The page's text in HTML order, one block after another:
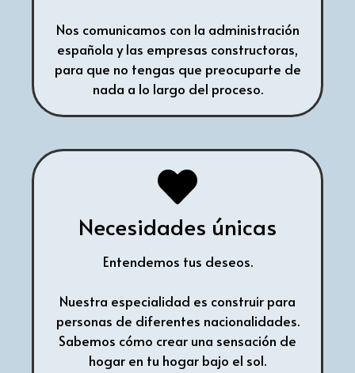
Nos comunicamos con la administración
española y las empresas constructoras,
para que no tengas que preocuparte de
nada a lo largo del proceso.
Necesidades únicas
Entendemos tus deseos.
Nuestra especialidad es construir para
personas de diferentes nacionalidades.
Sabemos cómo crear una sensación de
hogar en tu hogar bajo el sol.